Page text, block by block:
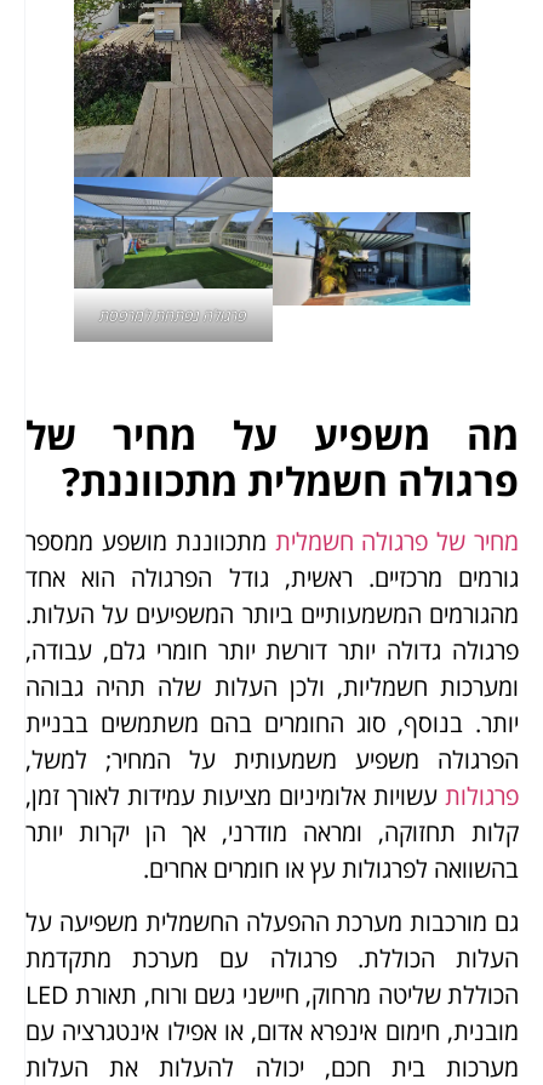
פרגולה נפתחת למרפסת
מה משפיע על מחיר של
פרגולה חשמלית מתכווננת?
מחיר של פרגולה חשמלית מתכווננת מושפע ממספר
גורמים מרכזיים. ראשית, גודל הפרגולה הוא אחד
מהגורמים המשמעותיים ביותר המשפיעים על העלות.
פרגולה גדולה יותר דורשת יותר חומרי גלם, עבודה,
ומערכות חשמליות, ולכן העלות שלה תהיה גבוהה
יותר. בנוסף, סוג החומרים בהם משתמשים בבניית
הפרגולה משפיע משמעותית על המחיר; למשל,
פרגולות עשויות אלומיניום מציעות עמידות לאורך זמן,
קלות תחזוקה, ומראה מודרני, אך הן יקרות יותר
בהשוואה לפרגולות עץ או חומרים אחרים.
גם מורכבות מערכת ההפעלה החשמלית משפיעה על
העלות הכוללת. פרגולה עם מערכת מתקדמת
הכוללת שליטה מרחוק, חיישני גשם ורוח, תאורת LED
מובנית, חימום אינפרא אדום, או אפילו אינטגרציה עם
מערכות בית חכם, יכולה להעלות את העלות